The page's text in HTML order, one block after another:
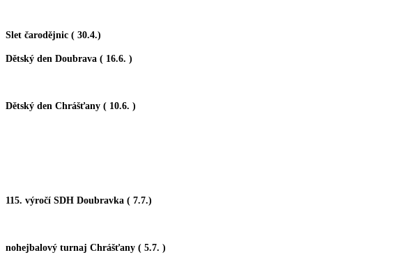
Slet čarodějnic ( 30.4.)
Dětský den Doubrava ( 16.6. )
Dětský den Chrášťany ( 10.6. )
115. výročí SDH Doubravka ( 7.7.)
nohejbalový turnaj Chrášťany ( 5.7. )